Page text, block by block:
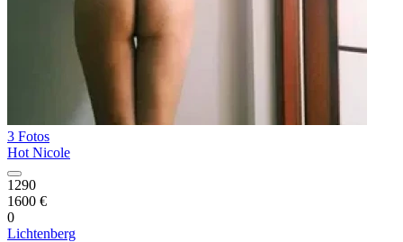
3 Fotos
Hot Nicole
1290
1600 €
0
Lichtenberg